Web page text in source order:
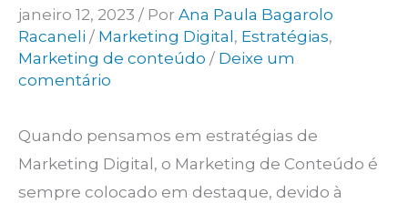
janeiro 12, 2023 / Por Ana Paula Bagarolo
Racaneli / Marketing Digital , Estratégias,
Marketing de conteúdo / Deixe um
comentário
Quando pensamos em estratégias de
Marketing Digital, o Marketing de Conteúdo é
sempre colocado em destaque, devido à